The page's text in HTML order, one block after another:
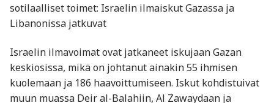
sotilaalliset toimet: Israelin ilmaiskut Gazassa ja
Libanonissa jatkuvat
Israelin ilmavoimat ovat jatkaneet iskujaan Gazan
keskiosissa, mikä on johtanut ainakin 55 ihmisen
kuolemaan ja 186 haavoittumiseen. Iskut kohdistuivat
muun muassa Deir al-Balahiin, Al Zawaydaan ja